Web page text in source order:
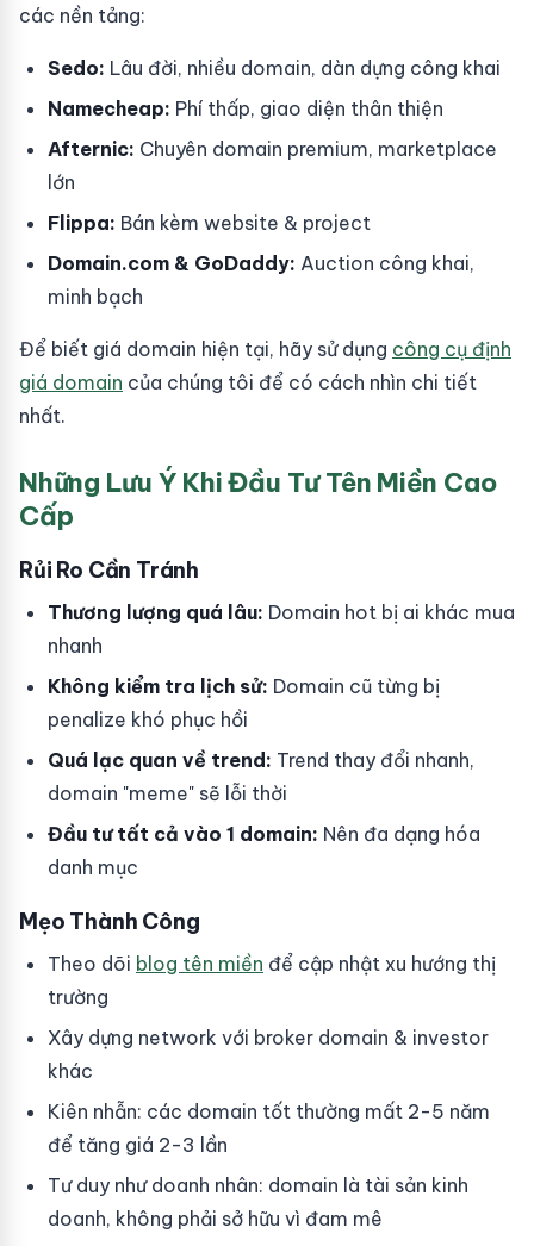
các nền tảng:
Sedo: Lâu đời, nhiều domain, dàn dựng công khai
Namecheap: Phí thấp, giao diện thân thiện
Afternic: Chuyên domain premium, marketplace
lớn
Flippa: Bán kèm website & project
Domain.com & GoDaddy: Auction công khai,
minh bạch
Để biết giá domain hiện tại, hãy sử dụng công cụ định
giá domain của chúng tôi để có cách nhìn chi tiết
nhất.
Những Lưu Ý Khi Đầu Tư Tên Miền Cao
Cấp
Rủi Ro Cần Tránh
Thương lượng quá lâu: Domain hot bị ai khác mua
nhanh
Không kiểm tra lịch sử: Domain cũ từng bị
penalize khó phục hồi
Quá lạc quan về trend: Trend thay đổi nhanh,
domain "meme" sẽ lỗi thời
Đầu tư tất cả vào 1 domain: Nên đa dạng hóa
danh mục
Mẹo Thành Công
Theo dõi blog tên miền để cập nhật xu hướng thị
trường
Xây dựng network với broker domain & investor
khác
Kiên nhẫn: các domain tốt thường mất 2-5 năm
để tăng giá 2-3 lần
Tư duy như doanh nhân: domain là tài sản kinh
doanh, không phải sở hữu vì đam mê